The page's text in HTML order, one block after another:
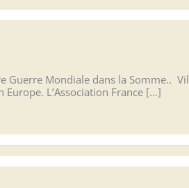
Guerre Mondiale dans la Somme..
L’Association France […]